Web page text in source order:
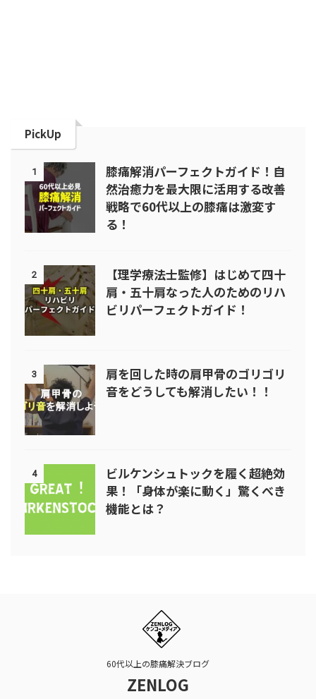
PickUp
1
膝痛解消パーフェクトガイド！自
然治癒力を最大限に活用する改善
戦略で60代以上の膝痛は激変す
る！
2
【理学療法士監修】はじめて四十
肩・五十肩なった人のためのリハ
ビリパーフェクトガイド！
3
肩を回した時の肩甲骨のゴリゴリ
音をどうしても解消したい！！
4
ビルケンシュトックを履く超絶効
果！「身体が楽に動く」驚くべき
機能とは？
60代以上の膝痛解決ブログ
ZENLOG